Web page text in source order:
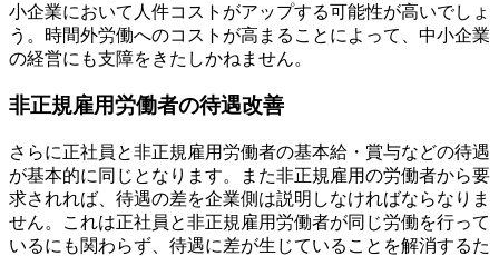
小企業において人件コストがアップする可能性が高いでしょ
う。時間外労働へのコストが高まることによって、中小企業
の経営にも支障をきたしかねません。
非正規雇用労働者の待遇改善
さらに正社員と非正規雇用労働者の基本給・賞与などの待遇
が基本的に同じとなります。また非正規雇用の労働者から要
求されれば、待遇の差を企業側は説明しなければならなりま
せん。これは正社員と非正規雇用労働者が同じ労働を行って
いるにも関わらず、待遇に差が生じていることを解消するた